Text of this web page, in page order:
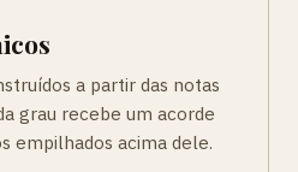
a partir das notas
grau recebe um acorde
empilhados acima dele.